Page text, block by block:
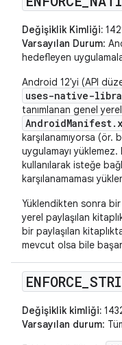
Değişiklik Kimliği:
Varsayılan Durum:
hedefleyen
Android 12'yi (API
uses-native-
tanımlanan genel yerel
karşılanamıyorsa (ör.
uygulamayı yüklemez.
kullanılarak isteğe
karşılanamaması
Yüklendikten sonra
yerel paylaşılan
bir paylaşılan
mevcut olsa bile
ENFORCE
Değişiklik kimliği:
Varsayılan durum: